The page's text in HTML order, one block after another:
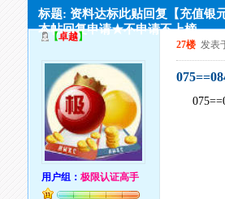
标题: 资料达标此贴回复【充值银
本帖回复申请★不申请不上榜
【卓越】
用户组：极限认证高手
27楼 发表